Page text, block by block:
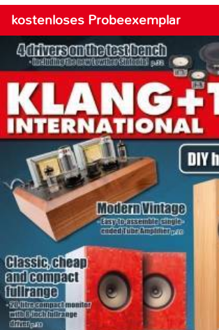
kostenloses Probeexemplar